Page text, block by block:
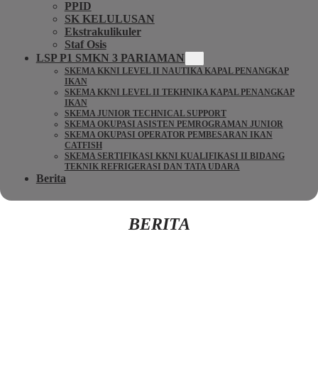
PPID
SK KELULUSAN
Ekstrakulikuler
Staf Osis
LSP P1 SMKN 3 PARIAMAN
SKEMA KKNI LEVEL II NAUTIKA KAPAL PENANGKAP
IKAN
SKEMA KKNI LEVEL II TEKHNIKA KAPAL PENANGKAP
IKAN
SKEMA JUNIOR TECHNICAL SUPPORT
SKEMA OKUPASI ASISTEN PEMROGRAMAN JUNIOR
SKEMA OKUPASI OPERATOR PEMBESARAN IKAN
CATFISH
SKEMA SERTIFIKASI KKNI KUALIFIKASI II BIDANG
TEKNIK REFRIGERASI DAN TATA UDARA
Berita
BERITA